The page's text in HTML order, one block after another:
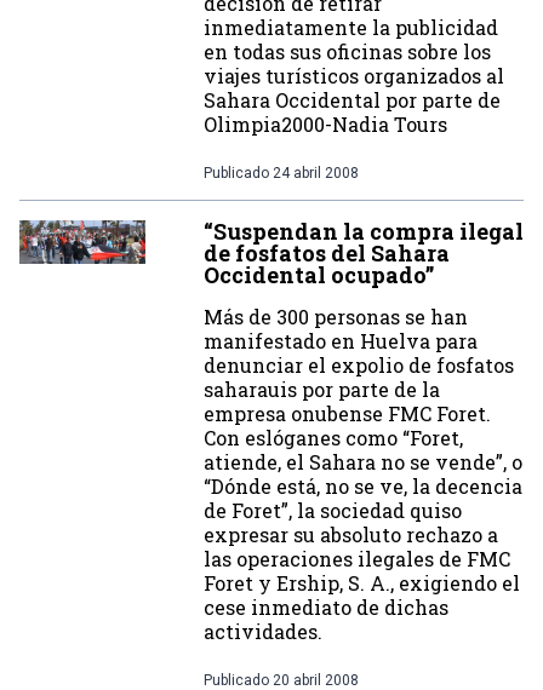
inmediatamente la publicidad
en todas sus oficinas sobre los
viajes turísticos organizados al
Sahara Occidental por parte de
Olimpia2000-Nadia Tours
Publicado 24 abril 2008
“Suspendan la compra ilegal
de fosfatos del Sahara
Occidental ocupado”
Más de 300 personas se han
manifestado en Huelva para
denunciar el expolio de fosfatos
saharauis por parte de la
empresa onubense FMC Foret.
Con eslóganes como “Foret,
atiende, el Sahara no se vende”, o
“Dónde está, no se ve, la decencia
de Foret”, la sociedad quiso
expresar su absoluto rechazo a
las operaciones ilegales de FMC
Foret y Ership, S. A., exigiendo el
cese inmediato de dichas
actividades.
Publicado 20 abril 2008